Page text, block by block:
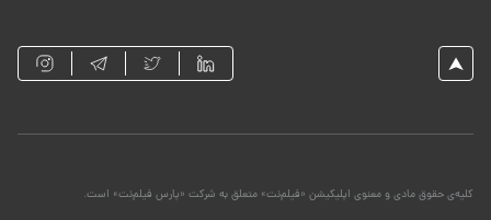
کلیه‌ی حقوق مادی و معنوی اپلیکیشن «فیلم‌نت» متعلق به شرکت «پارس فیلم‌نت» است.